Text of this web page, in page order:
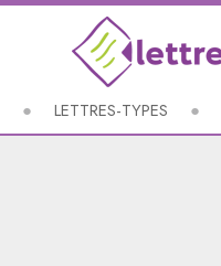
LETTRES-TYPES